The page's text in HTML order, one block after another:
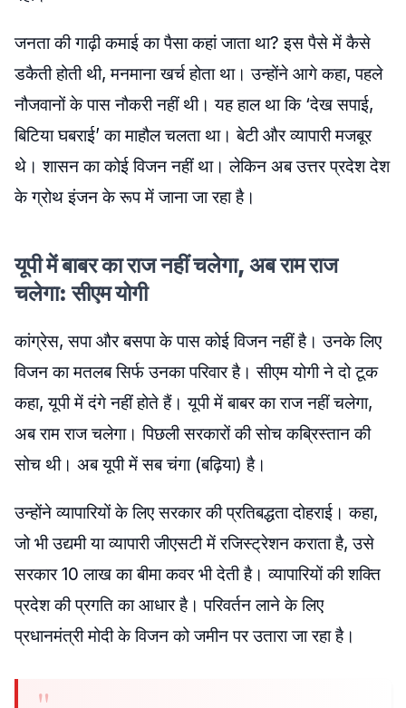
जनता की गाढ़ी कमाई का पैसा कहां जाता था? इस पैसे में कैसे
डकैती होती थी, मनमाना खर्च होता था। उन्होंने आगे कहा, पहले
नौजवानों के पास नौकरी नहीं थी। यह हाल था कि ‘देख सपाई,
बिटिया घबराई’ का माहौल चलता था। बेटी और व्यापारी मजबूर
थे। शासन का कोई विजन नहीं था। लेकिन अब उत्तर प्रदेश देश
के ग्रोथ इंजन के रूप में जाना जा रहा है।
यूपी में बाबर का राज नहीं चलेगा, अब राम राज
चलेगा: सीएम योगी
कांग्रेस, सपा और बसपा के पास कोई विजन नहीं है। उनके लिए
विजन का मतलब सिर्फ उनका परिवार है। सीएम योगी ने दो टूक
कहा, यूपी में दंगे नहीं होते हैं। यूपी में बाबर का राज नहीं चलेगा,
अब राम राज चलेगा। पिछली सरकारों की सोच कब्रिस्तान की
सोच थी। अब यूपी में सब चंगा (बढ़िया) है।
उन्होंने व्यापारियों के लिए सरकार की प्रतिबद्धता दोहराई। कहा,
जो भी उद्यमी या व्यापारी जीएसटी में रजिस्ट्रेशन कराता है, उसे
सरकार 10 लाख का बीमा कवर भी देती है। व्यापारियों की शक्ति
प्रदेश की प्रगति का आधार है। परिवर्तन लाने के लिए
प्रधानमंत्री मोदी के विजन को जमीन पर उतारा जा रहा है।